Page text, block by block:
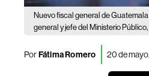
Nuevo fiscal general de
general y jefe del Ministerio
PorFátima Romero 20 de